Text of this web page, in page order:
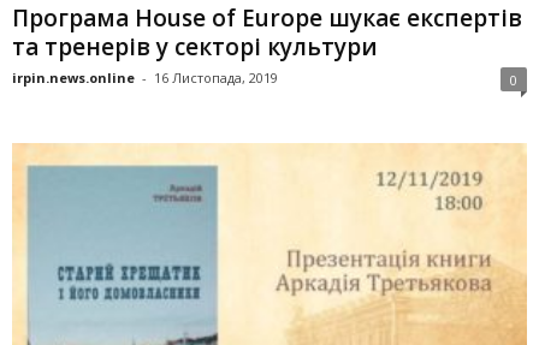
Програма House of Europe шукає експертів
та тренерів у секторі культури
irpin.news.online - 16 Листопада, 2019 0